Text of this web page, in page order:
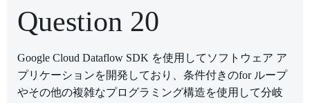
Question 20
Google Cloud Dataflow SDK を使用してソフトウェア ア
プリケーションを開発しており、条件付きのfor ループ
やその他の複雑なプログラミング構造を使用して分岐